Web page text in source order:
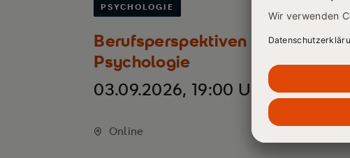
PSYCHOLOGIE
Berufsperspektiven in der
Psychologie
03.09.2026, 19:00 Uhr
Online